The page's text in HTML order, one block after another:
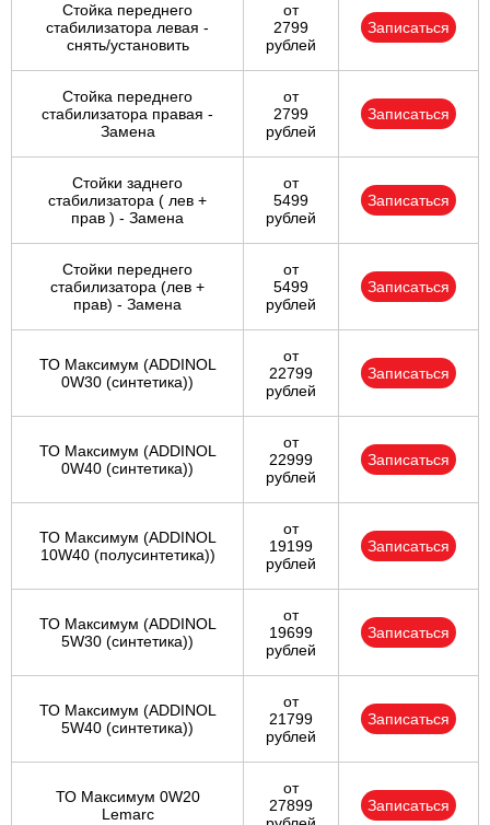
Стойка переднего
стабилизатора левая -
снять/установить
от
2799
рублей
Записаться
Стойка переднего
стабилизатора правая -
Замена
от
2799
рублей
Записаться
Стойки заднего
стабилизатора ( лев +
прав ) - Замена
от
5499
рублей
Записаться
Стойки переднего
стабилизатора (лев +
прав) - Замена
от
5499
рублей
Записаться
ТО Максимум (ADDINOL
0W30 (синтетика))
от
22799
рублей
Записаться
ТО Максимум (ADDINOL
0W40 (синтетика))
от
22999
рублей
Записаться
ТО Максимум (ADDINOL
10W40 (полусинтетика))
от
19199
рублей
Записаться
ТО Максимум (ADDINOL
5W30 (синтетика))
от
19699
рублей
Записаться
ТО Максимум (ADDINOL
5W40 (синтетика))
от
21799
рублей
Записаться
ТО Максимум 0W20
Lemarc
от
27899
Записаться